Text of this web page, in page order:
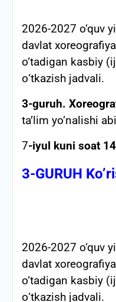
2026-2027 o‘quv
davlat
o‘tadigan kasbiy
о‘tkazish jadvali.
3-guruh.
ta’lim yo‘nalishi
7-iyul kuni soat
3-GURUH
2026-2027 o‘quv
davlat
o‘tadigan kasbiy
о‘tkazish jadvali.